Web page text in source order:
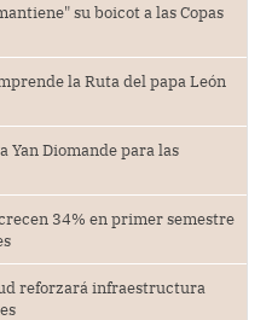
su boicot a las Copas
la Ruta del papa León
Yan Diomande para las
34% en primer semestre
reforzará infraestructura